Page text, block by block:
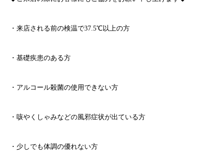
・来店される前の検温で37.5℃以上の方
・基礎疾患のある方
・アルコール殺菌の使用できない方
・咳やくしゃみなどの風邪症状が出ている方
・少しでも体調の優れない方